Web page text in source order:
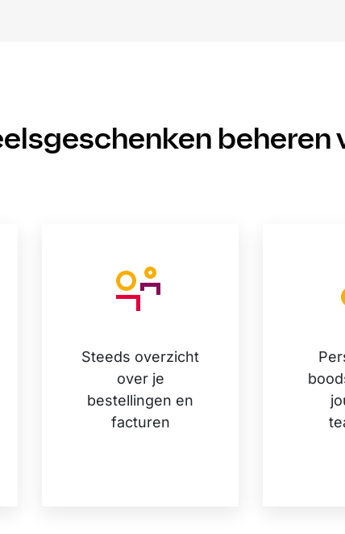
Steeds overzicht
over je
bestellingen en
facturen